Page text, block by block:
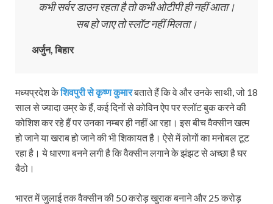
कभी सर्वर डाउन रहता है तो कभी ओटीपी ही नहीं आता।
सब हो जाए तो स्लॉट नहीं मिलता।
अर्जुन, बिहार
मध्यप्रदेश केशिवपुरी से कृष्ण कुमारबताते हैं कि वे और उनके साथी, जो 18
साल से ज्यादा उम्र के हैं, कई दिनों से कोविन ऐप पर स्लॉट बुक करने की
कोशिश कर रहे हैं पर उनका नम्बर ही नहीं आ रहा। इस बीच वैक्सीन खत्म
हो जाने या खराब हो जाने की भी शिकायत है। ऐसे में लोगों का मनोबल टूट
रहा है। ये धारणा बनने लगी है कि वैक्सीन लगाने के झंझट से अच्छा है घर
बैठो।
भारत में जुलाई तक वैक्सीन की 50 करोड़ खुराक बनाने और 25 करोड़